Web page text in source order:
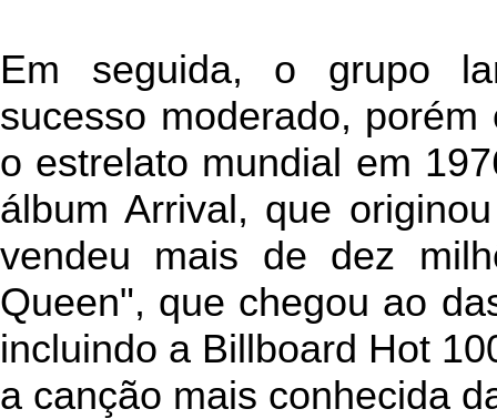
Em seguida, o grupo
sucesso moderado,
o estrelato mundial em
álbum Arrival, que
vendeu mais de dez
Queen", que chegou ao
incluindo a Billboard Hot
a canção mais conhecida